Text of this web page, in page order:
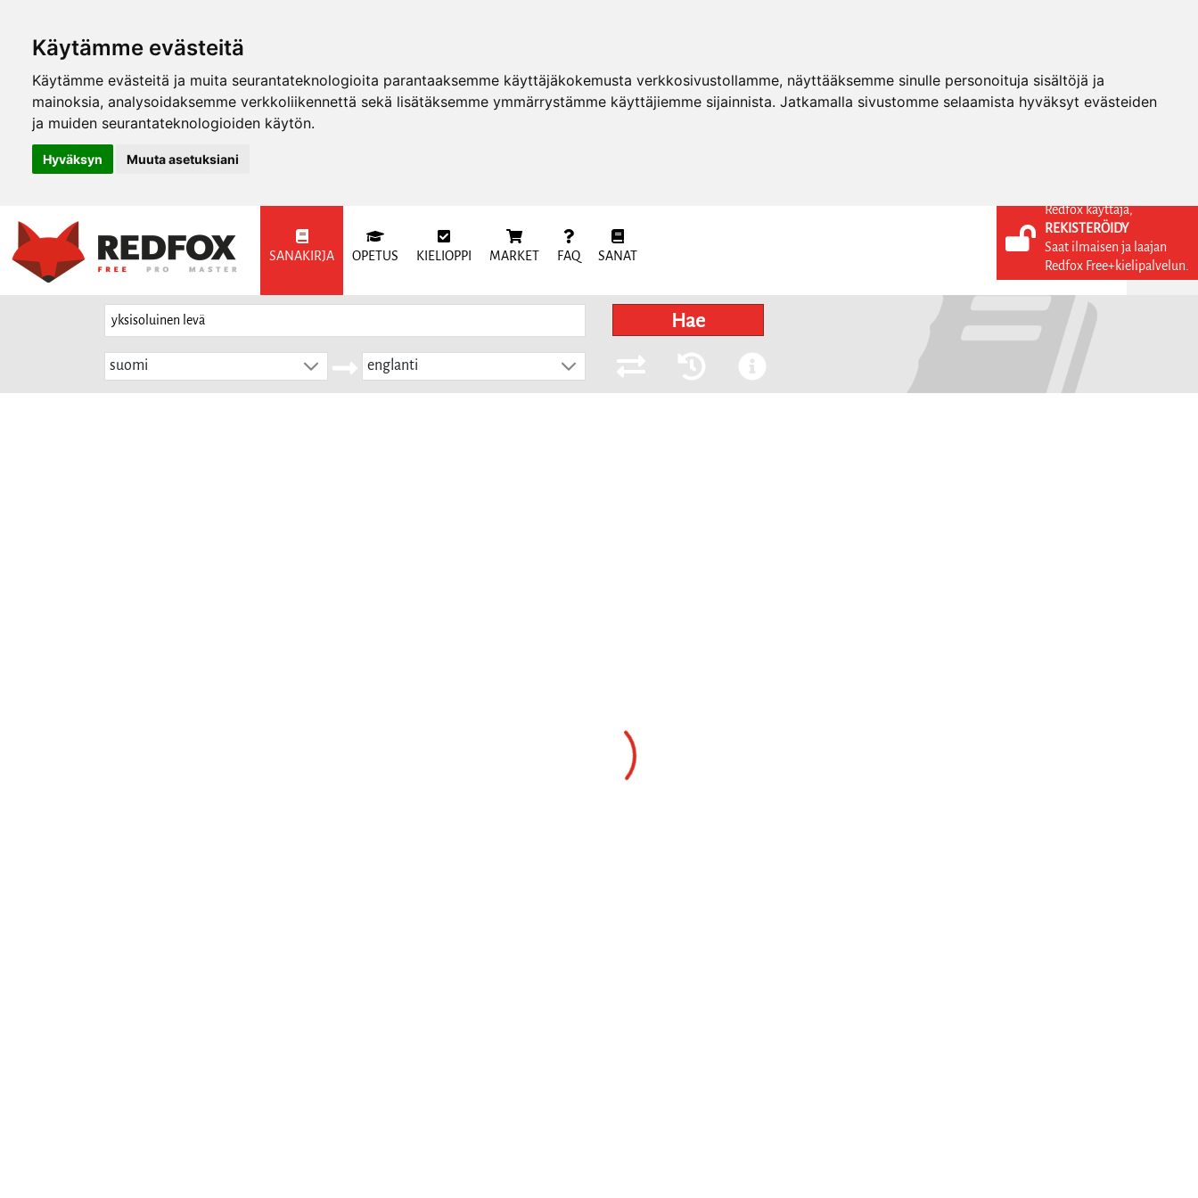
Käytämme evästeitä
Käytämme evästeitä ja muita seurantateknologioita parantaaksemme käyttäjäkokemusta verkkosivustollamme, näyttääksemme sinulle personoituja sisältöjä ja
mainoksia, analysoidaksemme verkkoliikennettä sekä lisätäksemme ymmärrystämme käyttäjiemme sijainnista. Jatkamalla sivustomme selaamista hyväksyt evästeiden
ja muiden seurantateknologioiden käytön.
Hyväksyn Muuta asetuksiani
SANAKIRJA OPETUS KIELIOPPI MARKET FAQ SANAT
KIRJAUDU SISÄÄN
REKISTERÖIDY
Hae
suomi englanti
Redfox käyttäjä,
REKISTERÖIDY
Saat ilmaisen ja laajan
Redfox Free+kielipalvelun.